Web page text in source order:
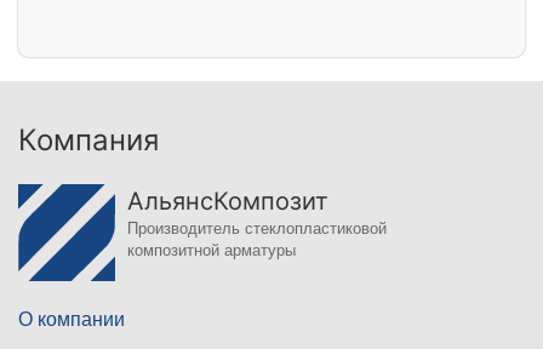
Компания
АльянсКомпозит
Производитель стеклопластиковой
композитной арматуры
О компании